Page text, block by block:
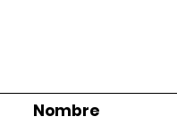
Nombre